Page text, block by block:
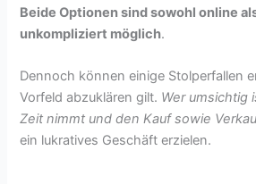
Beide Optionen sind sowohl online
unkompliziert möglich.
Dennoch können einige Stolperfallen
Vorfeld abzuklären gilt. Wer umsichtig
Zeit nimmt und den Kauf sowie
ein lukratives Geschäft erzielen.